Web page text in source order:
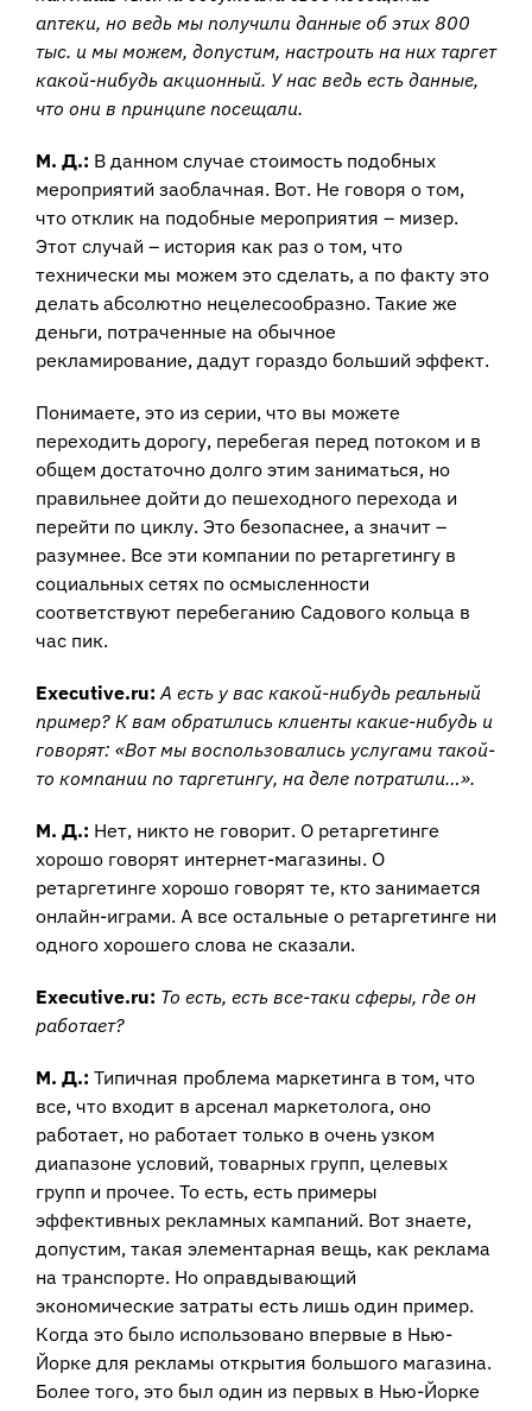
аптеки, но ведь мы получили данные об этих 800
тыс. и мы можем, допустим, настроить на них таргет
какой-нибудь акционный. У нас ведь есть данные,
что они в принципе посещали.
М. Д.: В данном случае стоимость подобных
мероприятий заоблачная. Вот. Не говоря о том,
что отклик на подобные мероприятия – мизер.
Этот случай – история как раз о том, что
технически мы можем это сделать, а по факту это
делать абсолютно нецелесообразно. Такие же
деньги, потраченные на обычное
рекламирование, дадут гораздо больший эффект.
Понимаете, это из серии, что вы можете
переходить дорогу, перебегая перед потоком и в
общем достаточно долго этим заниматься, но
правильнее дойти до пешеходного перехода и
перейти по циклу. Это безопаснее, а значит –
разумнее. Все эти компании по ретаргетингу в
социальных сетях по осмысленности
соответствуют перебеганию Садового кольца в
час пик.
Executive.ru:А есть у вас какой-нибудь реальный
пример? К вам обратились клиенты какие-нибудь и
говорят: «Вот мы воспользовались услугами такой-
то компании по таргетингу, на деле потратили…».
М. Д.: Нет, никто не говорит. О ретаргетинге
хорошо говорят интернет-магазины. О
ретаргетинге хорошо говорят те, кто занимается
онлайн-играми. А все остальные о ретаргетинге ни
одного хорошего слова не сказали.
Executive.ru: То есть, есть все-таки сферы, где он
работает?
М. Д.: Типичная проблема маркетинга в том, что
все, что входит в арсенал маркетолога, оно
работает, но работает только в очень узком
диапазоне условий, товарных групп, целевых
групп и прочее. То есть, есть примеры
эффективных рекламных кампаний. Вот знаете,
допустим, такая элементарная вещь, как реклама
на транспорте. Но оправдывающий
экономические затраты есть лишь один пример.
Когда это было использовано впервые в Нью-
Йорке для рекламы открытия большого магазина.
Более того, это был один из первых в Нью-Йорке